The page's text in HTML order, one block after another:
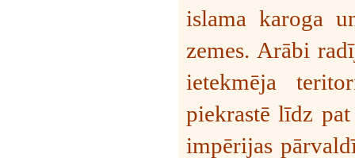
islama karoga
zemes. Arābi
ietekmēja
piekrastē līdz
impērijas